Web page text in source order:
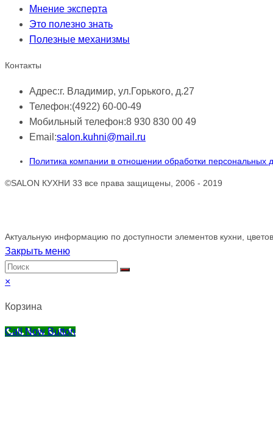
Мнение эксперта
Это полезно знать
Полезные механизмы
Контакты
Адрес:г. Владимир, ул.Горького, д.27
Телефон:(4922) 60-00-49
Мобильный телефон:8 930 830 00 49
Email:salon.kuhni@mail.ru
Политика компании в отношении обработки персональных
©SALON КУХНИ 33 все права защищены, 2006 - 2019
Актуальную информацию по доступности элементов кухни,
Закрыть меню
×
Корзина
Call Now Button